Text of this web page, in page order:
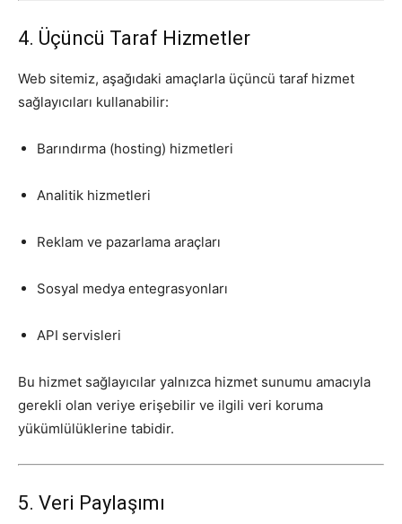
4. Üçüncü Taraf Hizmetler
Web sitemiz, aşağıdaki amaçlarla üçüncü taraf hizmet
sağlayıcıları kullanabilir:
Barındırma (hosting) hizmetleri
Analitik hizmetleri
Reklam ve pazarlama araçları
Sosyal medya entegrasyonları
API servisleri
Bu hizmet sağlayıcılar yalnızca hizmet sunumu amacıyla
gerekli olan veriye erişebilir ve ilgili veri koruma
yükümlülüklerine tabidir.
5. Veri Paylaşımı